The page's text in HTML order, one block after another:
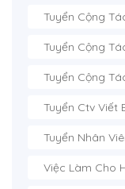
Tuyển Cộng
Tuyển Cộng
Tuyển Cộng
Tuyển Ctv Viết
Tuyển Nhân
Việc Làm Cho